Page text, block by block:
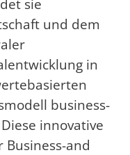
und dem
in
business-
innovative
and